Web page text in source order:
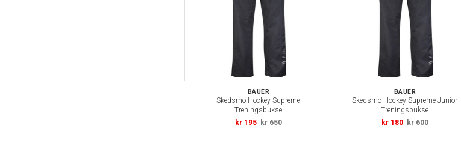
BAUER
Skedsmo Hockey Supreme
Treningsbukse
kr 195 kr 650
BAUER
Skedsmo Hockey Supreme Junior
Treningsbukse
kr 180 kr 600